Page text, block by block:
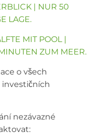
| NUR 50
LAGE.
MIT POOL |
ZUM MEER.
o všech
nezávazné